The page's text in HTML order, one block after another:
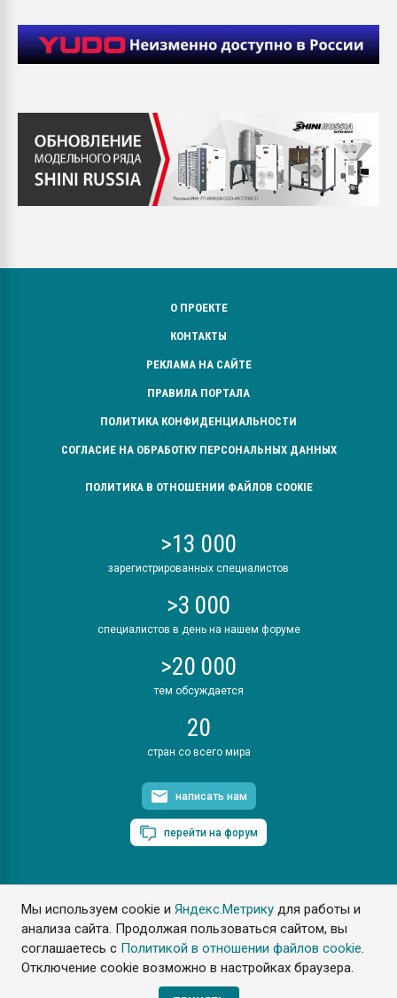
Мы используем cookie иЯндекс.Метрику для работы и
анализа сайта. Продолжая пользоваться сайтом, вы
соглашаетесь с Политикой в отношении файлов cookie.
Отключение cookie возможно в настройках браузера.
О ПРОЕКТЕ
КОНТАКТЫ
РЕКЛАМА НА САЙТЕ
ПРАВИЛА ПОРТАЛА
ПОЛИТИКА КОНФИДЕНЦИАЛЬНОСТИ
СОГЛАСИЕ НА ОБРАБОТКУ ПЕРСОНАЛЬНЫХ ДАННЫХ
ПОЛИТИКА В ОТНОШЕНИИ ФАЙЛОВ COOKIE
>13 000
зарегистрированных специалистов
>3 000
специалистов в день на нашем форуме
>20 000
тем обсуждается
20
стран со всего мира
написать нам
перейти на форум
ПластЭксперт © 2006. Все права защищены
Разрешается копирование материалов сайта с обязательной
ссылкой на www.e-plastic.ru
Разработка сайта